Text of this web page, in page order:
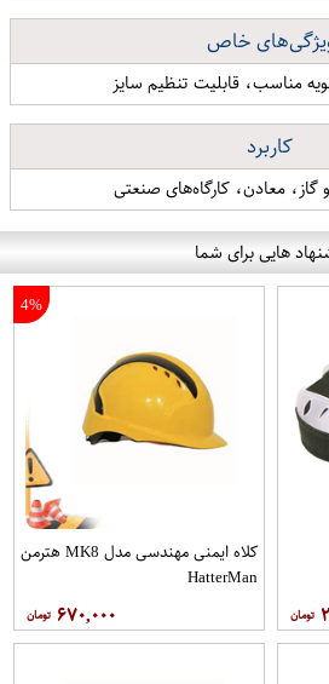
خاص
مناسب، قابلیت تنظیم سایز
کاربرد
معادن، کارگاه‌های صنعتی
هایی برای شما
4%
کلاه ایمنی مهندسی مدل MK8 هترمن
HatterMan
۶۷۰,۰۰۰